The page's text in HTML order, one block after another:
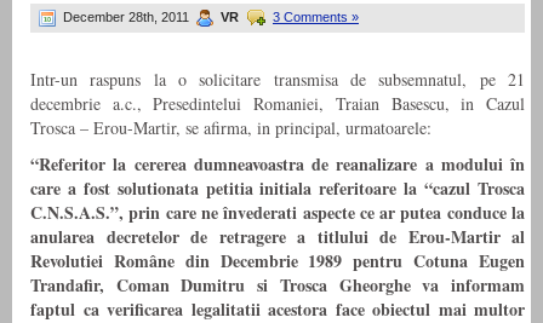
December 28th, 2011 VR 3 Comments »
Intr-un raspuns la o solicitare transmisa de subsemnatul, pe 21
decembrie a.c., Presedintelui Romaniei, Traian Basescu, in Cazul
Trosca – Erou-Martir, se afirma, in principal, urmatoarele:
“Referitor la cererea dumneavoastra de reanalizare a modului în
care a fost solutionata petitia initiala referitoare la “cazul Trosca
C.N.S.A.S.”, prin care ne învederati aspecte ce ar putea conduce la
anularea decretelor de retragere a titlului de Erou-Martir al
Revolutiei Române din Decembrie 1989 pentru Cotuna Eugen
Trandafir, Coman Dumitru si Trosca Gheorghe va informam
faptul ca verificarea legalitatii acestora face obiectul mai multor